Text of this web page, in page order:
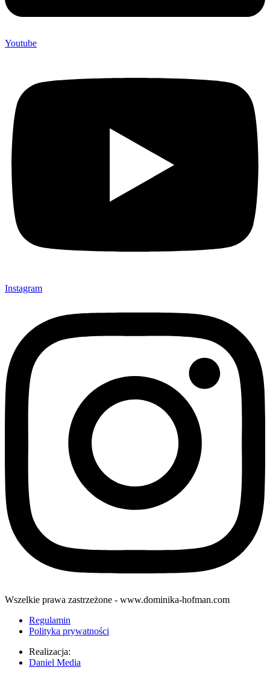
Youtube
Instagram
Wszelkie prawa zastrzeżone - www.dominika-hofman.com
Regulamin
Polityka prywatności
Realizacja:
Daniel Media